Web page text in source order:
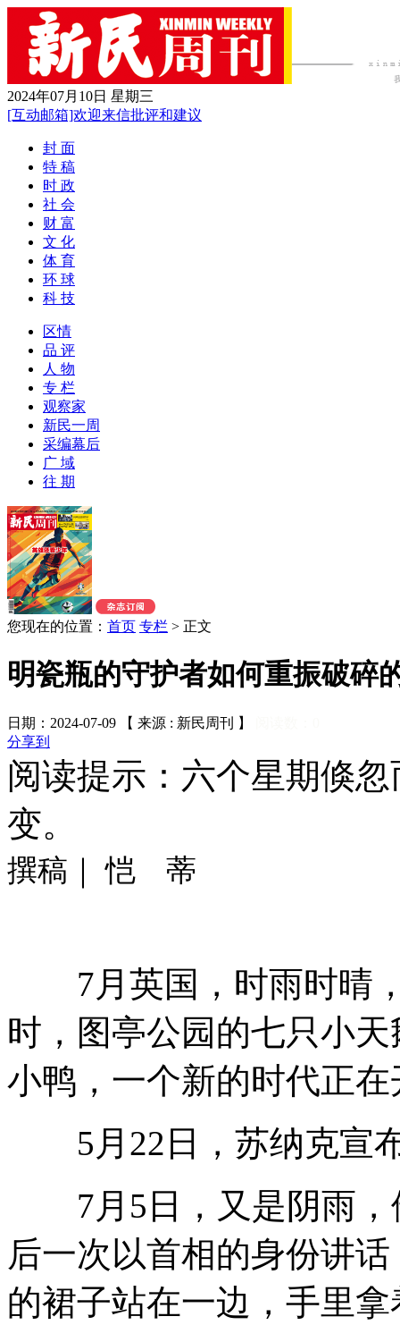
2024年07月10日 星期三
[互动邮箱]欢迎来信批评和建议
封 面
特 稿
时 政
社 会
财 富
文 化
体 育
环 球
科 技
区情
品 评
人 物
专 栏
观察家
新民一周
采编幕后
广 域
往 期
您现在的位置： 首页 专栏 > 正文
明瓷瓶的守护者如何重振破碎
日期：2024-07-09 【 来源 : 新民周刊 】
分享到
阅读提示：六个星期倏
变。
撰稿｜ 恺 蒂
7月英国，时雨时晴
时，图亭公园的七只小
小鸭，一个新的时代正在
5月22日，苏纳克宣
7月5日，又是阴雨，
后一次以首相的身份讲
的裙子站在一边，手里